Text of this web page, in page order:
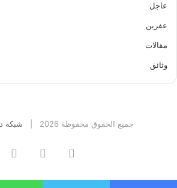
عاجل
عفرين
مقالات
وثائق
جميع الحقوق محفوظة 2026 | شبكة
فيسبوك ووردبريس